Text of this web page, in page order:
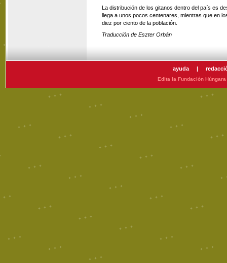
La distribución de los gitanos dentro del país es
llega a unos pocos centenares, mientras que en
diez por ciento de la población.
Traducción de Eszter Orbán
ayuda |
Edita la Fundación